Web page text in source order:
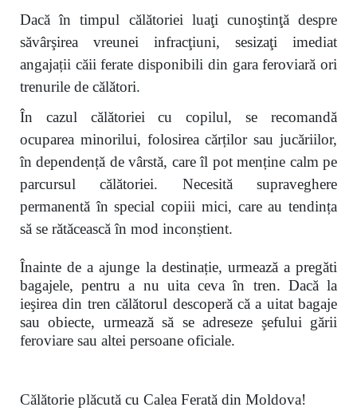
Dacă în timpul călătoriei luaţi cunoştinţă despre
săvârşirea vreunei infracţiuni, sesizaţi imediat
angajații căii ferate disponibili din gara feroviară ori
trenurile de călători.
În cazul călătoriei cu copilul, se recomandă
ocuparea minorilui, folosirea cărților sau jucăriilor,
în dependență de vârstă, care îl pot menține calm pe
parcursul călătoriei. Necesită supraveghere
permanentă în special copiii mici, care au tendința
să se rătăcească în mod inconștient.
Înainte de a ajunge la destinație, urmează a pregăti
bagajele,pentru a nu uita ceva în tren. Dacă la
ieşirea din tren călătorul descoperă că a uitat bagaje
sau obiecte, urmează să se adreseze şefului gării
feroviare sau altei persoane oficiale.
Călătorie plăcută cu Calea Ferată din Moldova!